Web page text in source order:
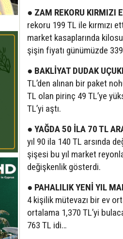
● ZAM REKORU KIRMIZI
rekoru 199 TL ile kırmızı
market kasaplarında
şişin fiyatı günümüzde 339
● BAKLİYAT DUDAK
TL’den alınan bir paket
TL olan pirinç 49 TL’ye
TL’yi aştı.
● YAĞDA 50 İLA 70 TL
yıl 90 ila 140 TL arsında
şişesi bu yıl market
değişkenlik gösterdi.
● PAHALILIK YENİ YIL
4 kişilik mütevazı bir ev
ortalama 1,370 TL’yi
763 TL idi…